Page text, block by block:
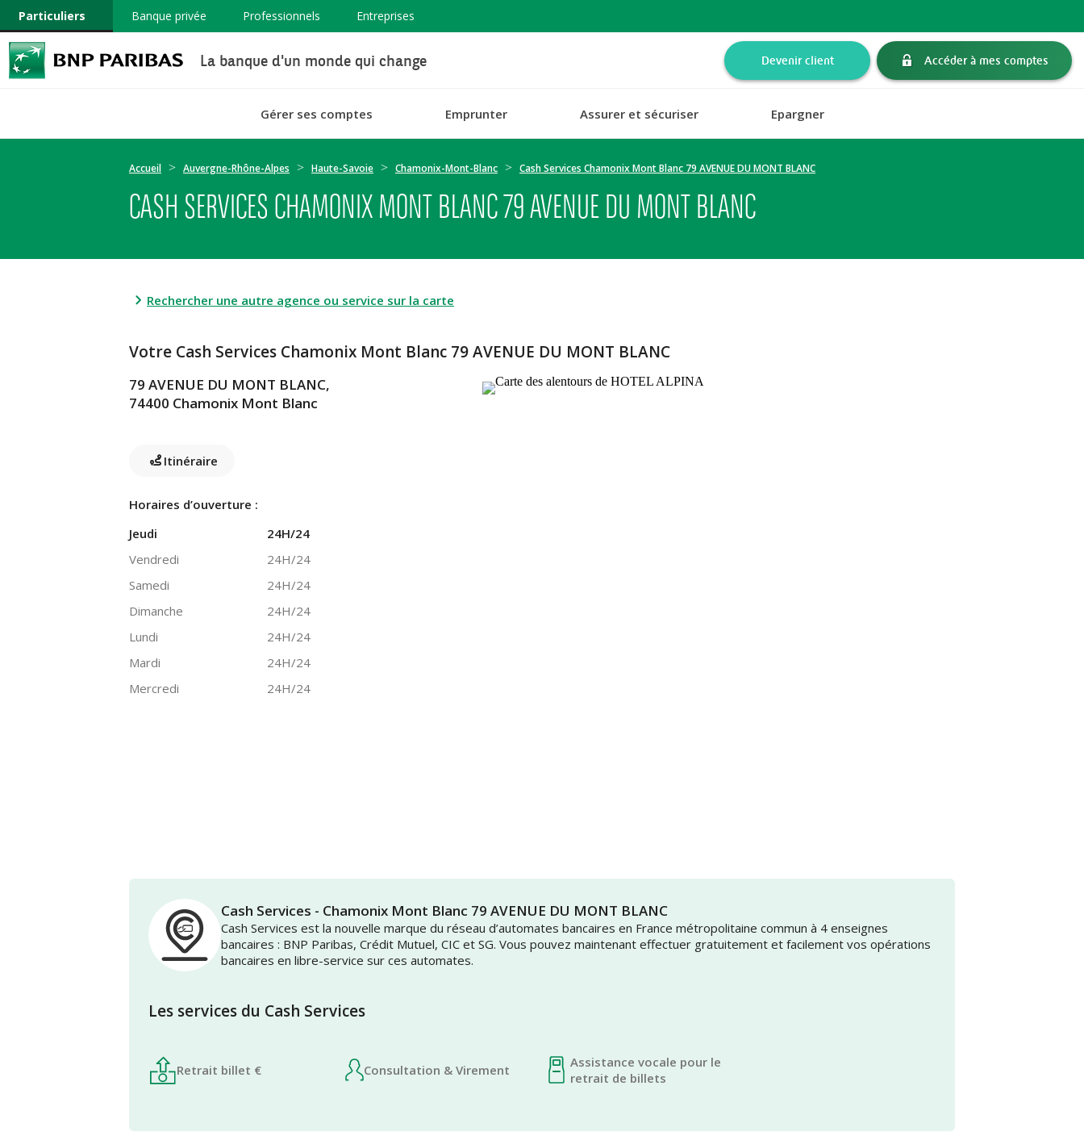
Particuliers Banque privée Professionnels Entreprises
La banque d'un monde qui change Devenir client Accéder à mes comptes
Gérer ses comptes Emprunter Assurer et sécuriser Epargner
Accueil Auvergne-Rhône-Alpes Haute-Savoie Chamonix-Mont-Blanc Cash Services Chamonix Mont Blanc 79 AVENUE DU MONT BLANC
CASH SERVICES CHAMONIX MONT BLANC 79 AVENUE DU MONT BLANC
Rechercher une autre agence ou service sur la carte
Votre Cash Services Chamonix Mont Blanc 79 AVENUE DU MONT BLANC
79 AVENUE DU MONT BLANC,
74400 Chamonix Mont Blanc
Itinéraire
Horaires d’ouverture :
Jeudi
24H/24
Vendredi
24H/24
Samedi
24H/24
Dimanche
24H/24
Lundi
24H/24
Mardi
24H/24
Mercredi
24H/24
Cash Services - Chamonix Mont Blanc 79 AVENUE DU MONT BLANC
Cash Services est la nouvelle marque du réseau d’automates bancaires en France métropolitaine commun à 4 enseignes
bancaires : BNP Paribas, Crédit Mutuel, CIC et SG. Vous pouvez maintenant effectuer gratuitement et facilement vos opérations
bancaires en libre-service sur ces automates.
Les services du Cash Services
Retrait billet € Consultation & Virement
Assistance vocale pour le
retrait de billets